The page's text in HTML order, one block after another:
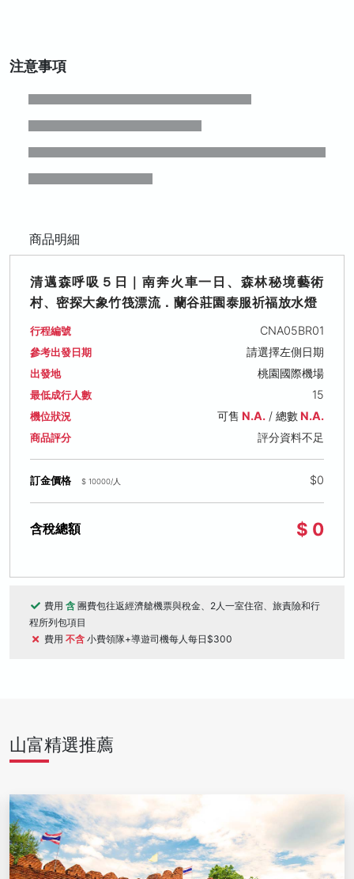
注意事項
商品明細
清邁森呼吸５日｜南奔火車一日、森林秘境藝術
村、密探大象竹筏漂流．蘭谷莊園泰服祈福放水燈
行程編號 CNA05BR01
參考出發日期 請選擇左側日期
出發地 桃園國際機場
最低成行人數 15
機位狀況 可售 N.A./ 總數N.A.
商品評分 評分資料不足
訂金價格 $ 10000/人 $0
含稅總額 $ 0
費用 含 團費包往返經濟艙機票與稅金、2人一室住宿、旅責險和行
程所列包項目
費用 不含 小費領隊+導遊司機每人每日$300
山富精選推薦